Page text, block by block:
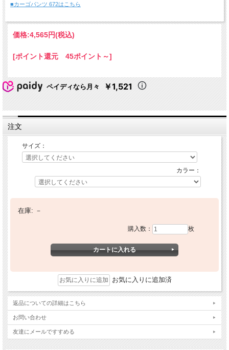
■カーゴパンツ 672はこちら
価格:4,565円(税込)
[ポイント還元 45ポイント～]
ペイディなら月々 ￥1,521
注文
サイズ：
カラー：
在庫: －
購入数： 枚
お気に入りに追加済
返品についての詳細はこちら
お問い合わせ
友達にメールですすめる